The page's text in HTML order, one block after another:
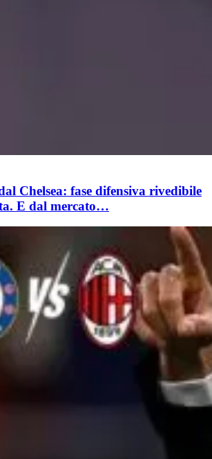
Chelsea: fase difensiva rivedibile
E dal mercato…